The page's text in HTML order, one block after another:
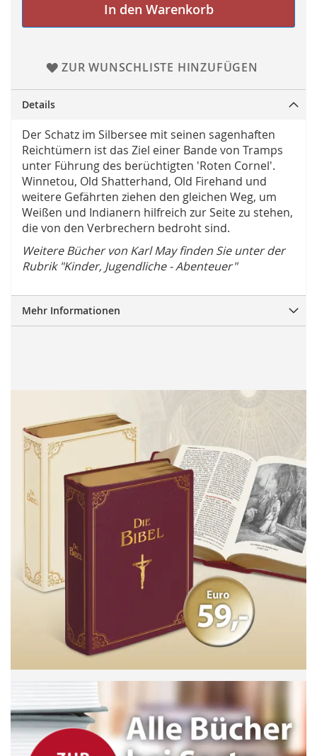
In den Warenkorb
ZUR WUNSCHLISTE HINZUFÜGEN
Details
Der Schatz im Silbersee mit seinen sagenhaften
Reichtümern ist das Ziel einer Bande von Tramps
unter Führung des berüchtigten 'Roten Cornel'.
Winnetou, Old Shatterhand, Old Firehand und
weitere Gefährten ziehen den gleichen Weg, um
Weißen und Indianern hilfreich zur Seite zu stehen,
die von den Verbrechern bedroht sind.
Weitere Bücher von Karl May finden Sie unter der
Rubrik "Kinder, Jugendliche - Abenteuer"
Mehr Informationen